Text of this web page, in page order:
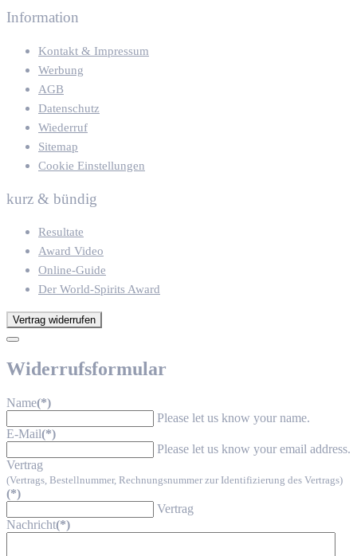
Information
Kontakt & Impressum
Werbung
AGB
Datenschutz
Wiederruf
Sitemap
Cookie Einstellungen
kurz & bündig
Resultate
Award Video
Online-Guide
Der World-Spirits Award
Vertrag widerrufen
Widerrufsformular
Name(*)
Please let us know your name.
E-Mail(*)
Please let us know your email address.
Vertrag
(Vertrags, Bestellnummer, Rechnungsnummer zur Identifizierung des Vertrags)
(*)
Vertrag
Nachricht(*)